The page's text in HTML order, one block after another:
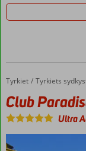
Forside
Tyrkiet Tyrkiets
Club Paradiso
Club
Ultra